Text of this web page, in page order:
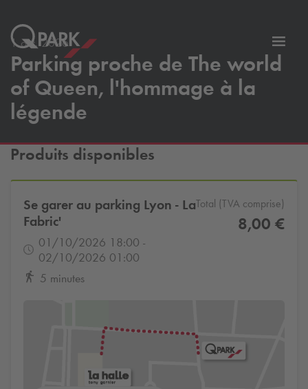
1 oct. 2026
Parking proche de The world
of Queen, l'hommage à la
légende
Produits disponibles
Se garer au parking Lyon - La
Fabric'
01/10/2026 18:00 -
02/10/2026 01:00
5 minutes
Total (TVA comprise)
8,00 €